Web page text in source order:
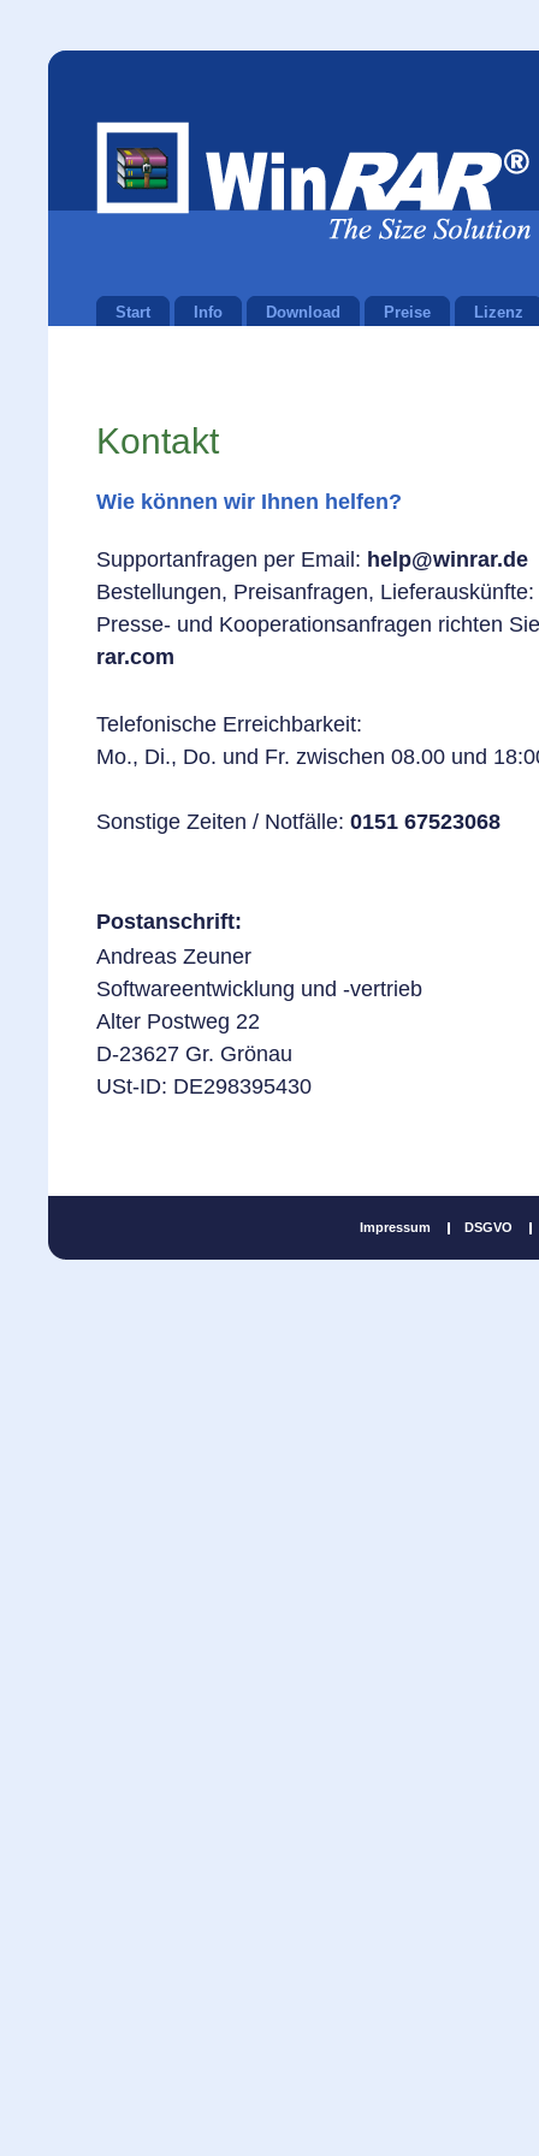
Start Info Download Preise Lizenz
Kontakt
Wie können wir Ihnen helfen?
Supportanfragen per Email: help@winrar.de
Bestellungen, Preisanfragen, Lieferauskünfte:
Presse- und Kooperationsanfragen richten
rar.com
Telefonische Erreichbarkeit:
Mo., Di., Do. und Fr. zwischen 08.00 und
Sonstige Zeiten / Notfälle: 0151 67523068
Postanschrift:
Andreas Zeuner
Softwareentwicklung und -vertrieb
Alter Postweg 22
D-23627 Gr. Grönau
USt-ID: DE298395430
Impressum DSGVO